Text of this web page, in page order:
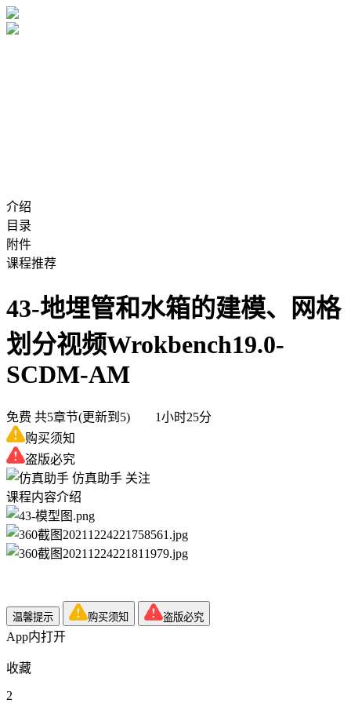
介绍
目录
附件
课程推荐
43-地埋管和水箱的建模、网格
划分视频Wrokbench19.0-
SCDM-AM
免费 共5章节(更新到5) 1小时25分
购买须知
盗版必究
仿真助手 关注
课程内容介绍
温馨提示 购买须知 盗版必究
App内打开
收藏
2